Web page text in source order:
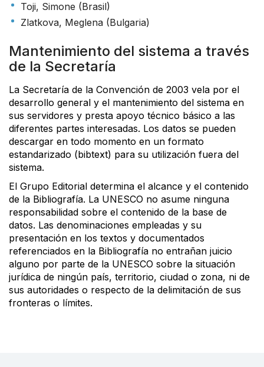
Toji, Simone (Brasil)
Zlatkova, Meglena (Bulgaria)
Mantenimiento del sistema a través
de la Secretaría
La Secretaría de la Convención de 2003 vela por el
desarrollo general y el mantenimiento del sistema en
sus servidores y presta apoyo técnico básico a las
diferentes partes interesadas. Los datos se pueden
descargar en todo momento en un formato
estandarizado (bibtext) para su utilización fuera del
sistema.
El Grupo Editorial determina el alcance y el contenido
de la Bibliografía. La UNESCO no asume ninguna
responsabilidad sobre el contenido de la base de
datos. Las denominaciones empleadas y su
presentación en los textos y documentados
referenciados en la Bibliografía no entrañan juicio
alguno por parte de la UNESCO sobre la situación
jurídica de ningún país, territorio, ciudad o zona, ni de
sus autoridades o respecto de la delimitación de sus
fronteras o límites.